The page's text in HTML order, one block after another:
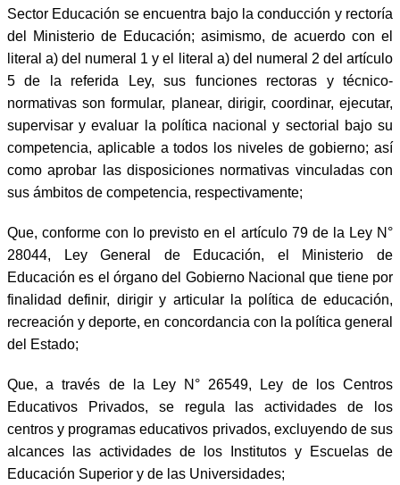
Sector Educación se encuentra bajo la conducción y rectoría
del Ministerio de Educación; asimismo, de acuerdo con el
literal a) del numeral 1 y el literal a) del numeral 2 del artículo
5 de la referida Ley, sus funciones rectoras y técnico-
normativas son formular, planear, dirigir, coordinar, ejecutar,
supervisar y evaluar la política nacional y sectorial bajo su
competencia, aplicable a todos los niveles de gobierno; así
como aprobar las disposiciones normativas vinculadas con
sus ámbitos de competencia, respectivamente;
Que, conforme con lo previsto en el artículo 79 de la Ley N°
28044, Ley General de Educación, el Ministerio de
Educación es el órgano del Gobierno Nacional que tiene por
finalidad definir, dirigir y articular la política de educación,
recreación y deporte, en concordancia con la política general
del Estado;
Que, a través de la Ley N° 26549, Ley de los Centros
Educativos Privados, se regula las actividades de los
centros y programas educativos privados, excluyendo de sus
alcances las actividades de los Institutos y Escuelas de
Educación Superior y de las Universidades;